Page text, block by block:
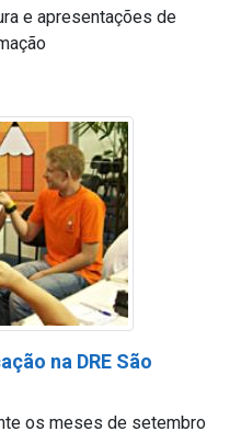
e apresentações de
na DRE São
os meses de setembro